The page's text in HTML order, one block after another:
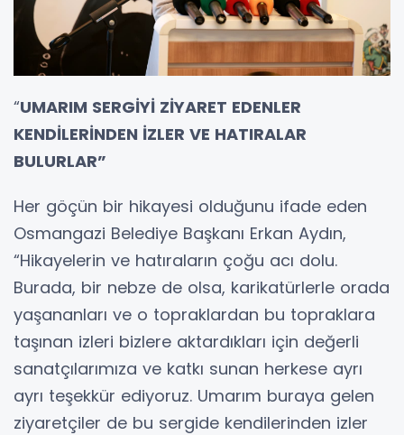
“UMARIM SERGİYİ ZİYARET EDENLER
KENDİLERİNDEN İZLER VE HATIRALAR
BULURLAR”
Her göçün bir hikayesi olduğunu ifade eden
Osmangazi Belediye Başkanı Erkan Aydın,
“Hikayelerin ve hatıraların çoğu acı dolu.
Burada, bir nebze de olsa, karikatürlerle orada
yaşananları ve o topraklardan bu topraklara
taşınan izleri bizlere aktardıkları için değerli
sanatçılarımıza ve katkı sunan herkese ayrı
ayrı teşekkür ediyoruz. Umarım buraya gelen
ziyaretçiler de bu sergide kendilerinden izler